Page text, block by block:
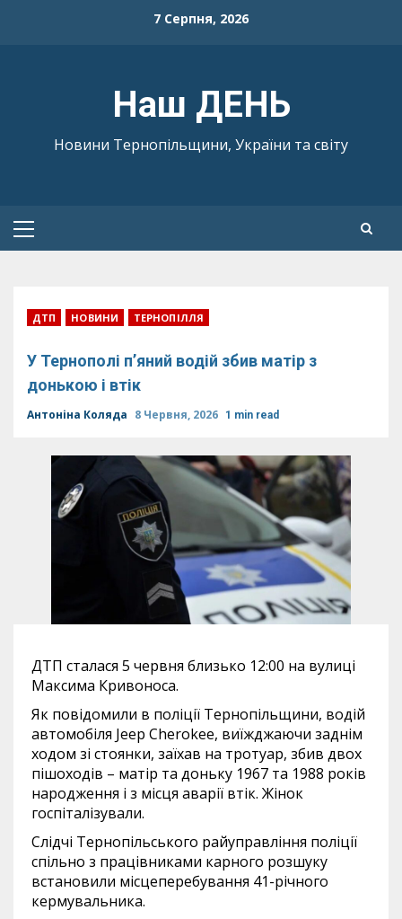
7 Серпня, 2026
Наш ДЕНЬ
Новини Тернопільщини, України та світу
Primary
ДТП НОВИНИ ТЕРНОПІЛЛЯ
У Тернополі п’яний водій збив матір з
донькою і втік
Антоніна Коляда 8 Червня, 2026 1 min read
ДТП сталася 5 червня близько 12:00 на вулиці
Максима Кривоноса.
Як повідомили в поліції Тернопільщини, водій
автомобіля Jeep Cherokee, виїжджаючи заднім
ходом зі стоянки, заїхав на тротуар, збив двох
пішоходів – матір та доньку 1967 та 1988 років
народження і з місця аварії втік. Жінок
госпіталізували.
Слідчі Тернопільського райуправління поліції
спільно з працівниками карного розшуку
встановили місцеперебування 41-річного
кермувальника.